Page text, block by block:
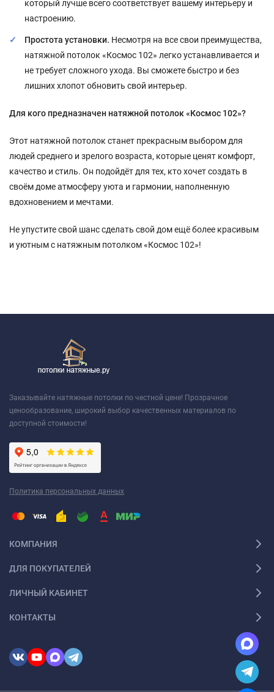
который лучше всего соответствует вашему интерьеру и
настроению.
Простота установки. Несмотря на все свои преимущества,
натяжной потолок «Космос 102» легко устанавливается и
не требует сложного ухода. Вы сможете быстро и без
лишних хлопот обновить свой интерьер.
Для кого предназначен натяжной потолок «Космос 102»?
Этот натяжной потолок станет прекрасным выбором для
людей среднего и зрелого возраста, которые ценят комфорт,
качество и стиль. Он подойдёт для тех, кто хочет создать в
своём доме атмосферу уюта и гармонии, наполненную
вдохновением и мечтами.
Не упустите свой шанс сделать свой дом ещё более красивым
и уютным с натяжным потолком «Космос 102»!
Заказывайте натяжные потолки по честной цене! Прозрачное
ценообразование, широкий выбор качественных материалов по
доступной стоимости!
Политика персональных данных
КОМПАНИЯ
ДЛЯ ПОКУПАТЕЛЕЙ
ЛИЧНЫЙ КАБИНЕТ
КОНТАКТЫ